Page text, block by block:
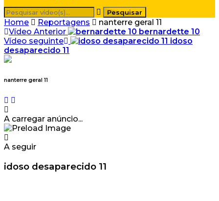
Home Reportagens
nanterre geral 11
Vídeo Anterior
bernardette 10
Vídeo seguinte
idoso
desaparecido 11
nanterre geral 11
A carregar anúncio...
A seguir
idoso desaparecido 11